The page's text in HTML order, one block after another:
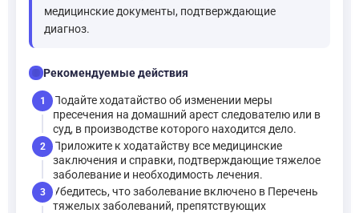
медицинские документы, подтверждающие
диагноз.
checklistРекомендуемые действия
1
Подайте ходатайство об изменении меры
пресечения на домашний арест следователю или в
суд, в производстве которого находится дело.
2
Приложите к ходатайству все медицинские
заключения и справки, подтверждающие тяжелое
заболевание и необходимость лечения.
3
Убедитесь, что заболевание включено в Перечень
тяжелых заболеваний, препятствующих